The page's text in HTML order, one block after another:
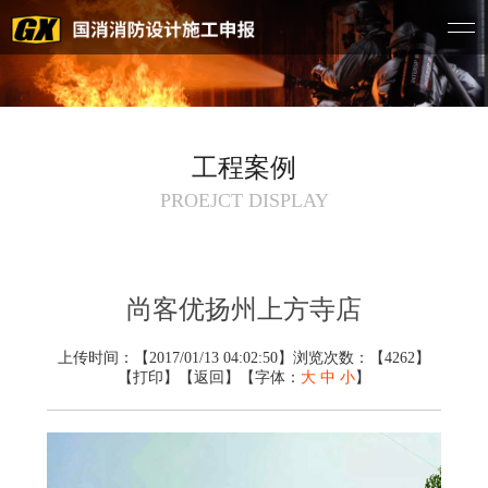
工程案例
PROEJCT DISPLAY
尚客优扬州上方寺店
上传时间：【2017/01/13 04:02:50】浏览次数：【4262】
【打印 】【返回 】【字体： 大 中 小】